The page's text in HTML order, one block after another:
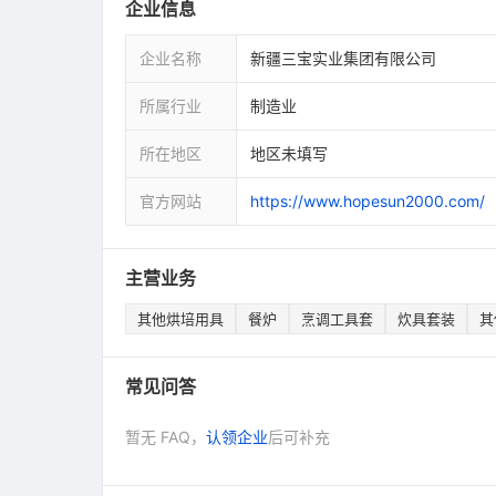
企业信息
企业名称 新疆三宝实业集团有限公司
所属行业 制造业
所在地区 地区未填写
官方网站 https://www.hopesun2000.com/
主营业务
其他烘培用具 餐炉 烹调工具套 炊具套装
常见问答
暂无 FAQ， 认领企业后可补充